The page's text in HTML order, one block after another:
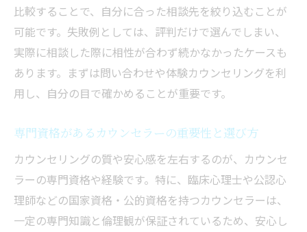
比較することで、自分に合った相談先を絞り込むことが
可能です。失敗例としては、評判だけで選んでしまい、
実際に相談した際に相性が合わず続かなかったケースも
あります。まずは問い合わせや体験カウンセリングを利
用し、自分の目で確かめることが重要です。
専門資格があるカウンセラーの重要性と選び方
カウンセリングの質や安心感を左右するのが、カウンセ
ラーの専門資格や経験です。特に、臨床心理士や公認心
理師などの国家資格・公的資格を持つカウンセラーは、
一定の専門知識と倫理観が保証されているため、安心し